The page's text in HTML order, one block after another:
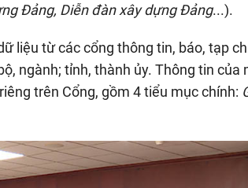
Đảng, Diễn đàn xây dựng Đảng...).
liệu từ các cổng thông tin, báo, tạp
ngành; tỉnh, thành ủy. Thông tin của
trên Cổng, gồm 4 tiểu mục chính: